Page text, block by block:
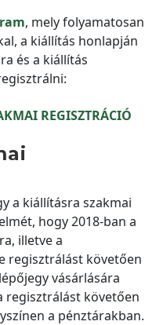
, mely folyamatosan
a kiállítás honlapján
és a kiállítás
REGISZTRÁCIÓ
a kiállításra szakmai
hogy 2018-ban a
illetve a
regisztrálást követően
vásárlására
regisztrálást követően
a pénztárakban.